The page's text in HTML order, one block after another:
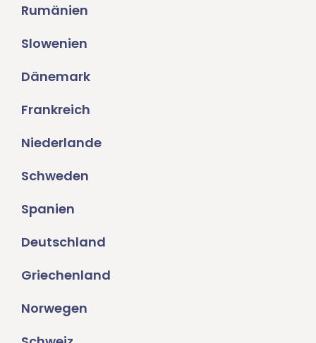
Rumänien
Slowenien
Dänemark
Frankreich
Niederlande
Schweden
Spanien
Deutschland
Griechenland
Norwegen